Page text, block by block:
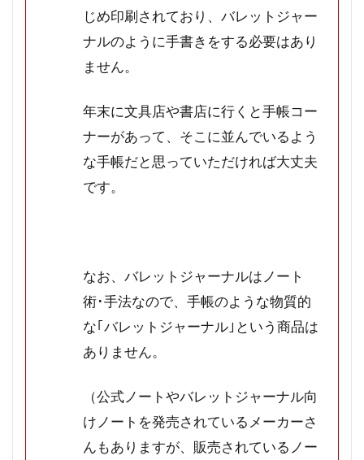
じめ印刷されており、バレットジャー
ナルのように手書きをする必要はあり
ません。
年末に文具店や書店に行くと手帳コー
ナーがあって、そこに並んでいるよう
な手帳だと思っていただければ大丈夫
です。
なお、バレットジャーナルはノート
術･手法なので、手帳のような物質的
な｢バレットジャーナル｣という商品は
ありません。
（公式ノートやバレットジャーナル向
けノートを発売されているメーカーさ
んもありますが、販売されているノー